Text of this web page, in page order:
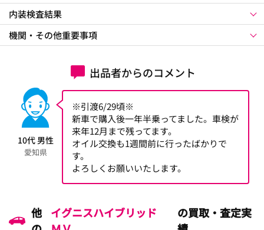
内装検査結果
機関・その他重要事項
出品者からのコメント
10代 男性
愛知県
※引渡6/29頃※
新車で購入後一年半乗ってました。車検が
来年12月まで残ってます。
オイル交換も1週間前に行ったばかりで
す。
よろしくお願いいたします。
他
イグニスハイブリッド
の買取・査定実